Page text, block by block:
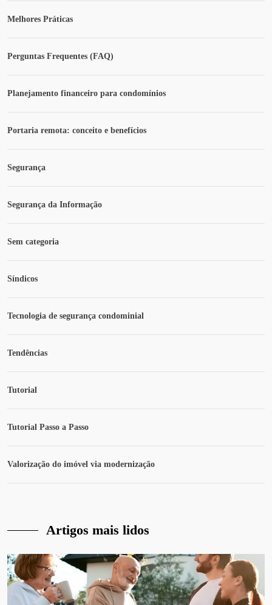
Melhores Práticas
Perguntas Frequentes (FAQ)
Planejamento financeiro para condomínios
Portaria remota: conceito e benefícios
Segurança
Segurança da Informação
Sem categoria
Síndicos
Tecnologia de segurança condominial
Tendências
Tutorial
Tutorial Passo a Passo
Valorização do imóvel via modernização
Artigos mais lidos